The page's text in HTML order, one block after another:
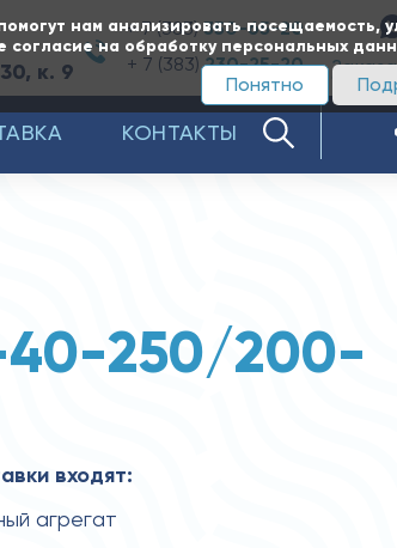
нам анализировать посещаемость,
на обработку персональных
Понятно
к. 9
+ 7 (383)350-65-20
+ 7 (383)230-25-20
КОНТАКТЫ
40-250/200-
входят:
агрегат